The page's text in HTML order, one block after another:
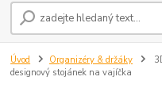
Úvod Organizéry & držáky
designový stojánek na vajíčka